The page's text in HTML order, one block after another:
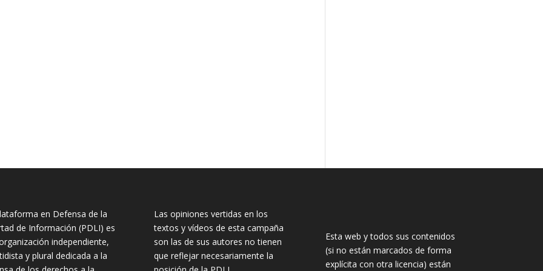
en Defensa de la
de Información (PDLI) es
independiente,
y plural dedicada a la
Las opiniones vertidas en los
textos y vídeos de esta campaña
son las de sus autores no tienen
que reflejar necesariamente la
Esta web y todos sus contenidos
(si no están marcados de forma
explícita con otra licencia) están